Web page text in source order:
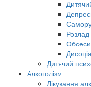
Розлад
Дитячий
Алкоголізм
Лікування